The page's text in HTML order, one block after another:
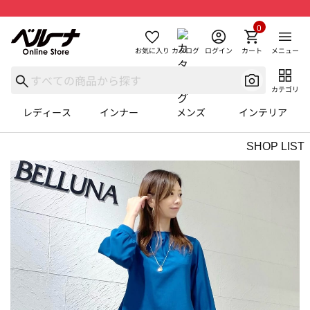
お気に入り カタログ ログイン カート
0
メニュー
カテゴリ
レディース インナー メンズ インテリア
SHOP LIST